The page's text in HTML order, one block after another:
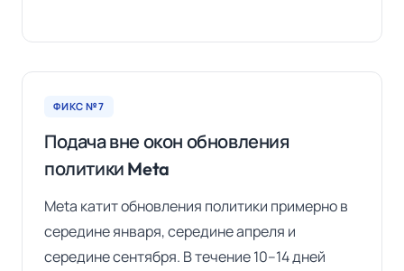
ФИКС №7
Подача вне окон обновления
политики Meta
Meta катит обновления политики примерно в
середине января, середине апреля и
середине сентября. В течение 10–14 дней